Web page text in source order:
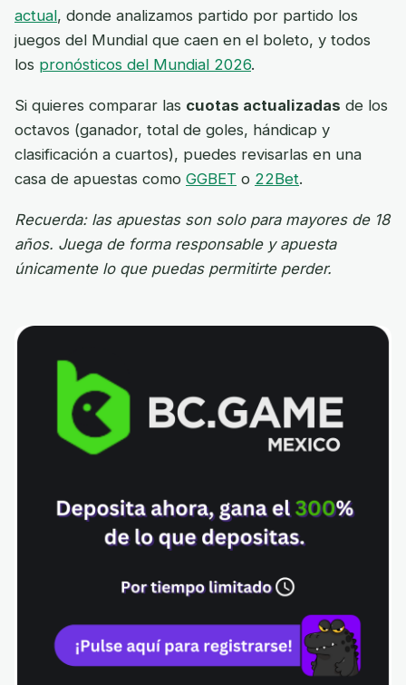
actual, donde analizamos partido por partido los
juegos del Mundial que caen en el boleto, y todos
los pronósticos del Mundial 2026.
Si quieres comparar las cuotas actualizadas de los
octavos (ganador, total de goles, hándicap y
clasificación a cuartos), puedes revisarlas en una
casa de apuestas como GGBET o 22Bet.
Recuerda: las apuestas son solo para mayores de 18
años. Juega de forma responsable y apuesta
únicamente lo que puedas permitirte perder.